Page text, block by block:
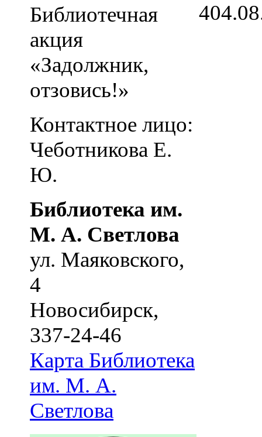
Библиотечная
акция
«Задолжник,
отзовись!»
Контактное лицо:
Чеботникова Е.
Ю.
Библиотека им.
М. А. Светлова
ул. Маяковского,
4
Новосибирск,
337-24-46
Карта Библиотека
им. М. А.
Светлова
4